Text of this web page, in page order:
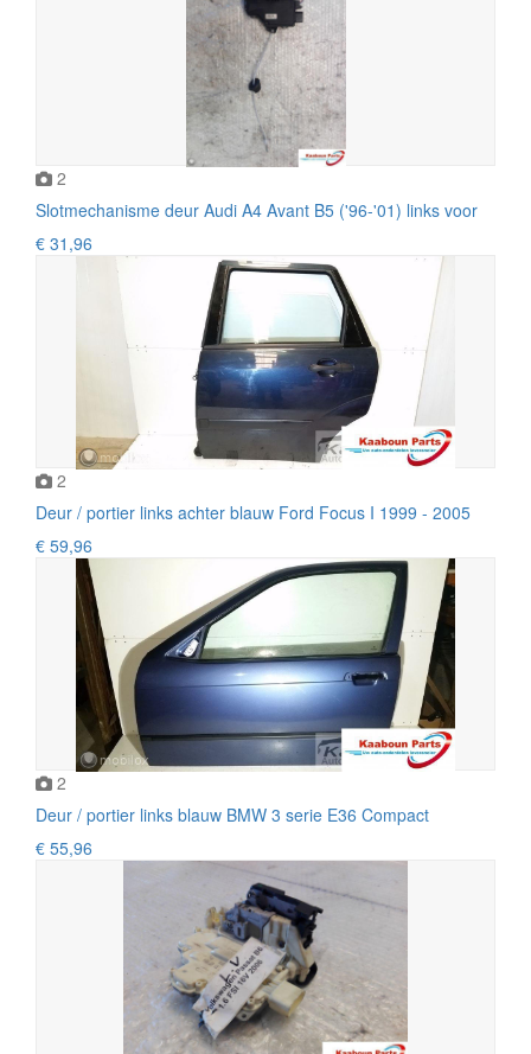
2
Slotmechanisme deur Audi A4 Avant B5 ('96-'01) links voor
€ 31,96
2
Deur / portier links achter blauw Ford Focus I 1999 - 2005
€ 59,96
2
Deur / portier links blauw BMW 3 serie E36 Compact
€ 55,96